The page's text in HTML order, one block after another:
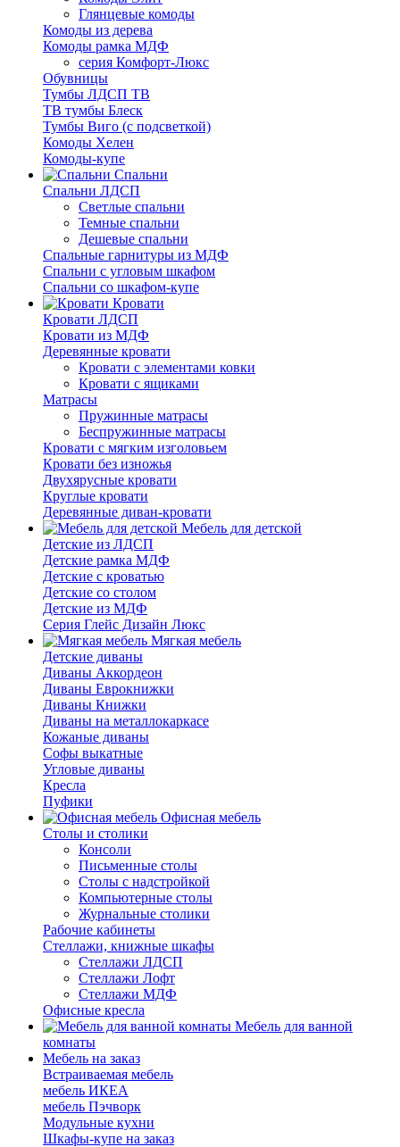
Глянцевые комоды
Комоды из дерева
Комоды рамка МДФ
серия Комфорт-Люкс
Обувницы
Тумбы ЛДСП ТВ
ТВ тумбы Блеск
Тумбы Виго (с подсветкой)
Комоды Хелен
Комоды-купе
Спальни
Спальни ЛДСП
Светлые спальни
Темные спальни
Дешевые спальни
Спальные гарнитуры из МДФ
Спальни с угловым шкафом
Спальни со шкафом-купе
Кровати
Кровати ЛДСП
Кровати из МДФ
Деревянные кровати
Кровати с элементами ковки
Кровати с ящиками
Матрасы
Пружинные матрасы
Беспружинные матрасы
Кровати с мягким изголовьем
Кровати без изножья
Двухярусные кровати
Круглые кровати
Деревянные диван-кровати
Мебель для детской
Детские из ЛДСП
Детские рамка МДФ
Детские с кроватью
Детские со столом
Детские из МДФ
Серия Глейс Дизайн Люкс
Мягкая мебель
Детские диваны
Диваны Аккордеон
Диваны Еврокнижки
Диваны Книжки
Диваны на металлокаркасе
Кожаные диваны
Софы выкатные
Угловые диваны
Кресла
Пуфики
Офисная мебель
Столы и столики
Консоли
Письменные столы
Столы с надстройкой
Компьютерные столы
Журнальные столики
Рабочие кабинеты
Стеллажи, книжные шкафы
Стеллажи ЛДСП
Стеллажи Лофт
Стеллажи МДФ
Офисные кресла
Мебель для ванной
комнаты
Мебель на заказ
Встраиваемая мебель
мебель ИКЕА
мебель Пэчворк
Модульные кухни
Шкафы-купе на заказ